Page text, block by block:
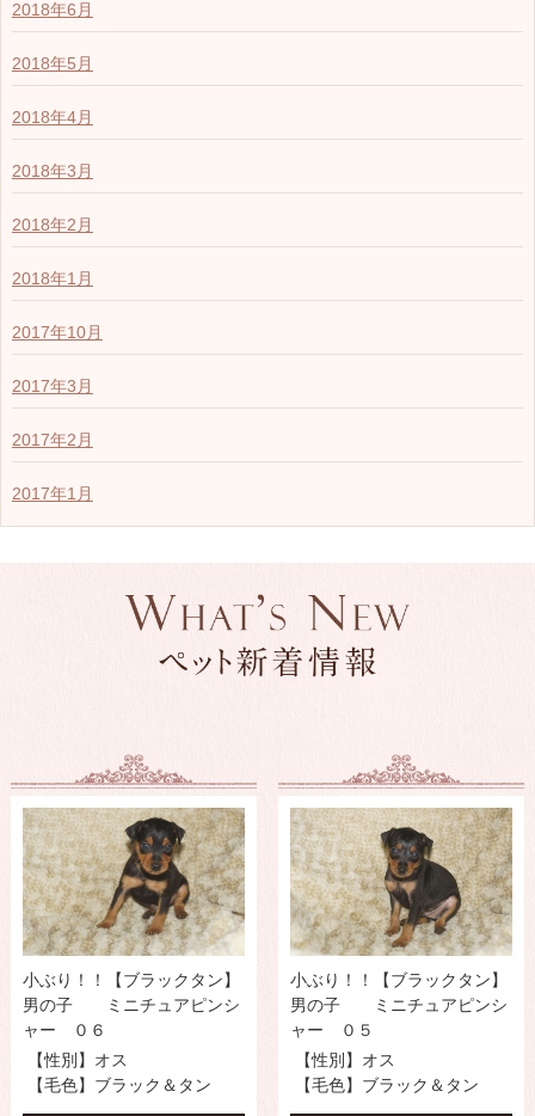
2018年6月
2018年5月
2018年4月
2018年3月
2018年2月
2018年1月
2017年10月
2017年3月
2017年2月
2017年1月
小ぶり！！【ブラックタン】
男の子 ミニチュアピンシ
ャー ０６
【性別】オス
【毛色】ブラック＆タン
小ぶり！！【ブラックタン】
男の子 ミニチュアピンシ
ャー ０５
【性別】オス
【毛色】ブラック＆タン